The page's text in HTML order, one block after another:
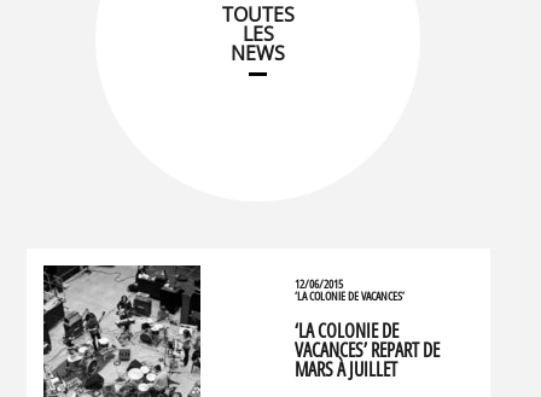
TOUTES
LES
NEWS
12/06/2015
‘LA COLONIE DE VACANCES’
‘LA COLONIE DE
VACANCES’ REPART DE
MARS À JUILLET